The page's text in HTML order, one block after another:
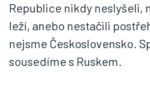
Republice nikdy neslyšeli,
leží, anebo nestačili
nejsme Československo.
sousedíme s Ruskem.